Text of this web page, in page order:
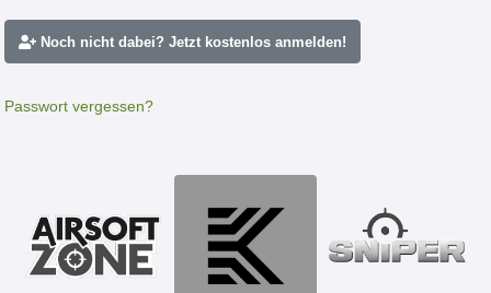
Noch nicht dabei? Jetzt kostenlos anmelden!
Passwort vergessen?